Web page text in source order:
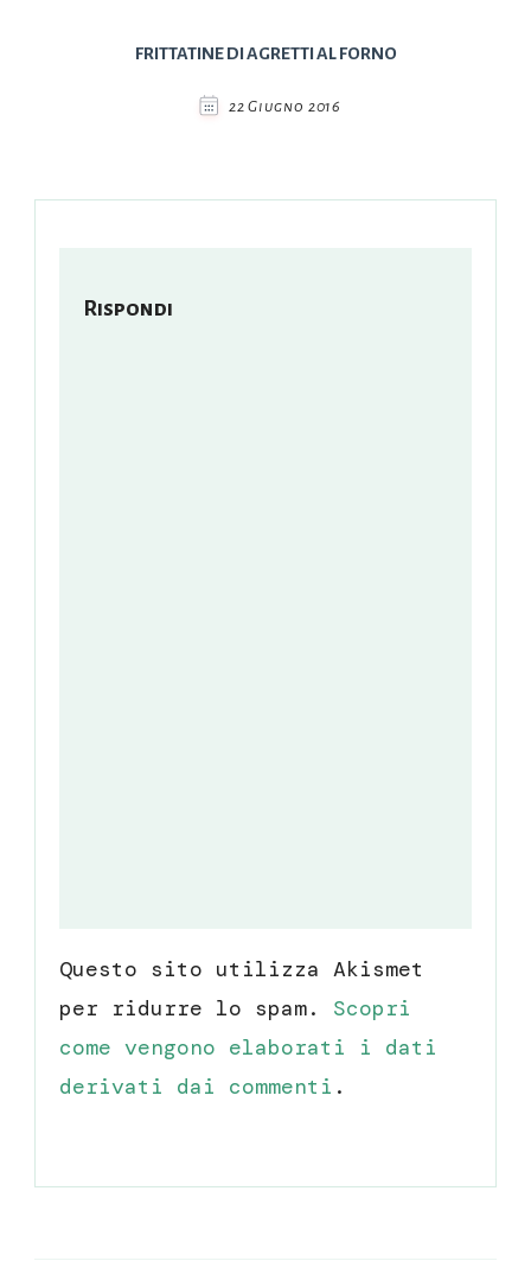
FRITTATINE DI AGRETTI AL FORNO
22 Giugno 2016
Rispondi
Questo sito utilizza Akismet
per ridurre lo spam. Scopri
come vengono elaborati i dati
derivati dai commenti .